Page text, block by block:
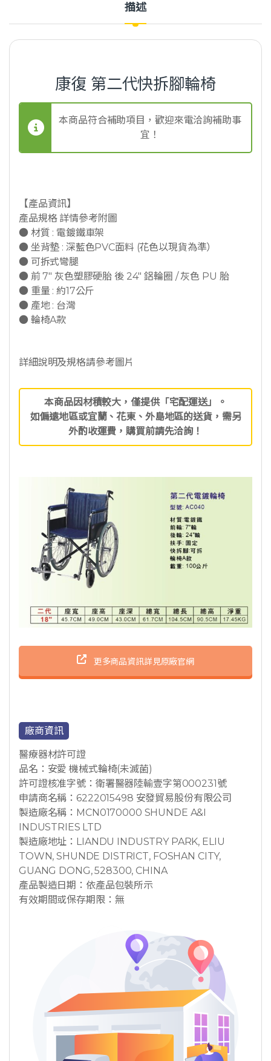
描述
康復 第二代快拆腳輪椅
本商品符合補助項目，歡迎來電洽詢補助事
宜！
【產品資訊】
產品規格 詳情參考附圖
● 材質 : 電鍍鐵車架
● 坐背墊 : 深藍色PVC面料 (花色以現貨為準）
● 可拆式彎腿
● 前 7″ 灰色塑膠硬胎 後 24″ 鋁輪圈 / 灰色 PU 胎
● 重量 : 約17公斤
● 產地 : 台灣
● 輪椅A款
詳細說明及規格請參考圖片
本商品因材積較大，僅提供「宅配運送」。
如偏遠地區或宜蘭、花東、外島地區的送貨，需另
外酌收運費，購買前請先洽詢！
更多商品資訊詳見原廠官網
廠商資訊
醫療器材許可證
品名：安愛 機械式輪椅(未滅菌)
許可證核准字號：衛署醫器陸輸壹字第000231號
申請商名稱：6222015498 安發貿易股份有限公司
製造廠名稱：MCN0170000 SHUNDE A&I
INDUSTRIES LTD
製造廠地址：LIANDU INDUSTRY PARK, ELIU
TOWN, SHUNDE DISTRICT, FOSHAN CITY,
GUANG DONG, 528300, CHINA
產品製造日期：依產品包裝所示
有效期間或保存期限：無